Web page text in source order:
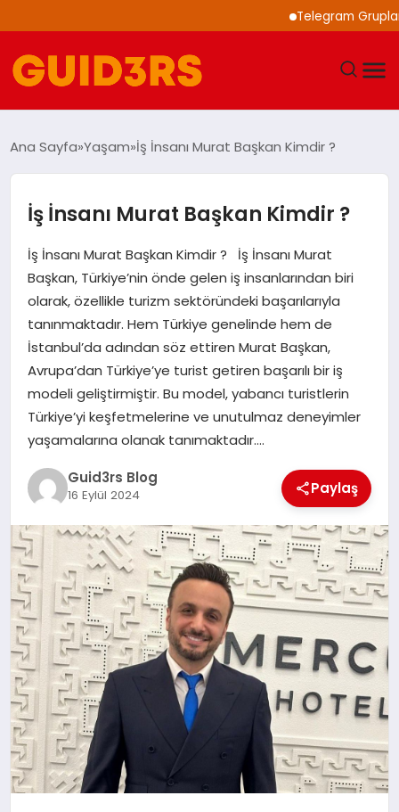
Telegram Grupları
YAŞAM
TEKNOLOJI
SPOR
SAĞLIK
EKONOMI
MAGAZIN
Ana Sayfa Yaşam İş İnsanı Murat Başkan Kimdir ?
İş İnsanı Murat Başkan Kimdir ?
İş İnsanı Murat Başkan Kimdir ? İş İnsanı Murat
Başkan, Türkiye’nin önde gelen iş insanlarından biri
olarak, özellikle turizm sektöründeki başarılarıyla
tanınmaktadır. Hem Türkiye genelinde hem de
İstanbul’da adından söz ettiren Murat Başkan,
Avrupa’dan Türkiye’ye turist getiren başarılı bir iş
modeli geliştirmiştir. Bu model, yabancı turistlerin
Türkiye’yi keşfetmelerine ve unutulmaz deneyimler
yaşamalarına olanak tanımaktadır….
Guid3rs Blog
16 Eylül 2024 Paylaş